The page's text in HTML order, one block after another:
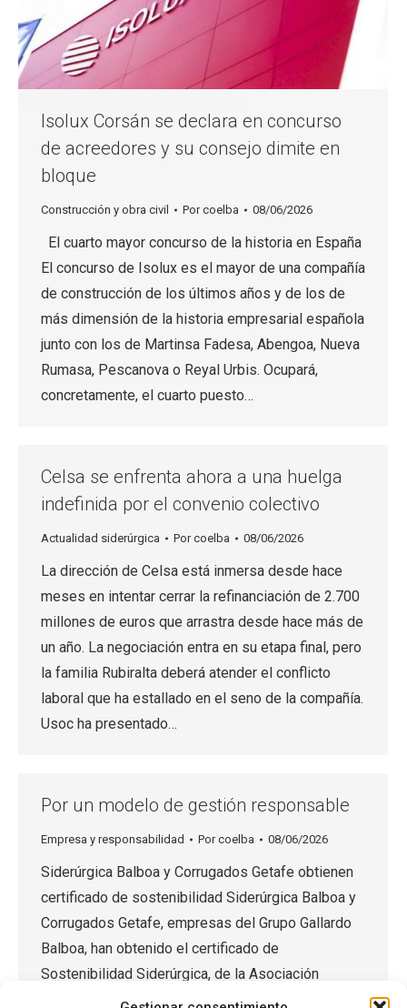
Isolux Corsán se declara en concurso
de acreedores y su consejo dimite en
bloque
Construcción y obra civil Porcoelba 08/06/2026
El cuarto mayor concurso de la historia en España
El concurso de Isolux es el mayor de una compañía
de construcción de los últimos años y de los de
más dimensión de la historia empresarial española
junto con los de Martinsa Fadesa, Abengoa, Nueva
Rumasa, Pescanova o Reyal Urbis. Ocupará,
concretamente, el cuarto puesto…
Celsa se enfrenta ahora a una huelga
indefinida por el convenio colectivo
Actualidad siderúrgica Porcoelba 08/06/2026
La dirección de Celsa está inmersa desde hace
meses en intentar cerrar la refinanciación de 2.700
millones de euros que arrastra desde hace más de
un año. La negociación entra en su etapa final, pero
la familia Rubiralta deberá atender el conflicto
laboral que ha estallado en el seno de la compañía.
Usoc ha presentado…
Por un modelo de gestión responsable
Empresa y responsabilidad Porcoelba 08/06/2026
Siderúrgica Balboa y Corrugados Getafe obtienen
certificado de sostenibilidad Siderúrgica Balboa y
Corrugados Getafe, empresas del Grupo Gallardo
Balboa, han obtenido el certificado de
Sostenibilidad Siderúrgica, de la Asociación
Española de Normalización y Certificación (Aenor),